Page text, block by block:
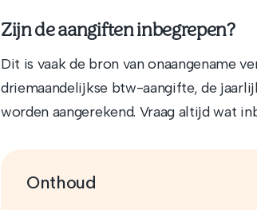
Zijn de aangiften inbegrepen?
Dit is vaak de bron van onaangename
driemaandelijkse btw-aangifte, de
worden aangerekend. Vraag altijd wat
Onthoud